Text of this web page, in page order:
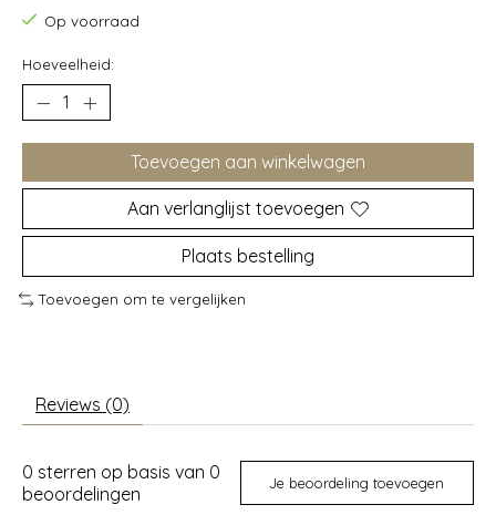
Op voorraad
Hoeveelheid:
Toevoegen aan winkelwagen
Aan verlanglijst toevoegen
Plaats bestelling
Toevoegen om te vergelijken
Reviews (0)
0 sterren op basis van 0
beoordelingen
Je beoordeling toevoegen